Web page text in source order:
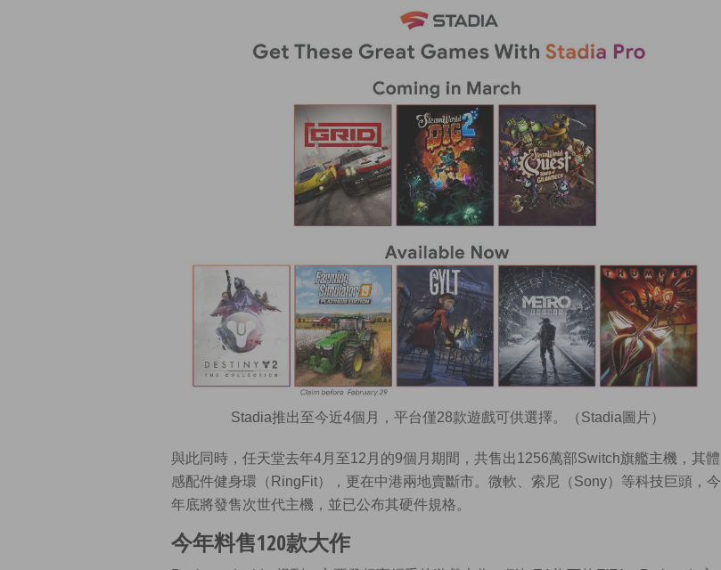
Stadia推出至今近4個月，平台僅28款遊戲可供選擇。（Stadia圖片）
與此同時，任天堂去年4月至12月的9個月期間，共售出1256萬部Switch旗艦主機，其體
感配件健身環（RingFit），更在中港兩地賣斷市。微軟、索尼（Sony）等科技巨頭，今
年底將發售次世代主機，並已公布其硬件規格。
今年料售120款大作